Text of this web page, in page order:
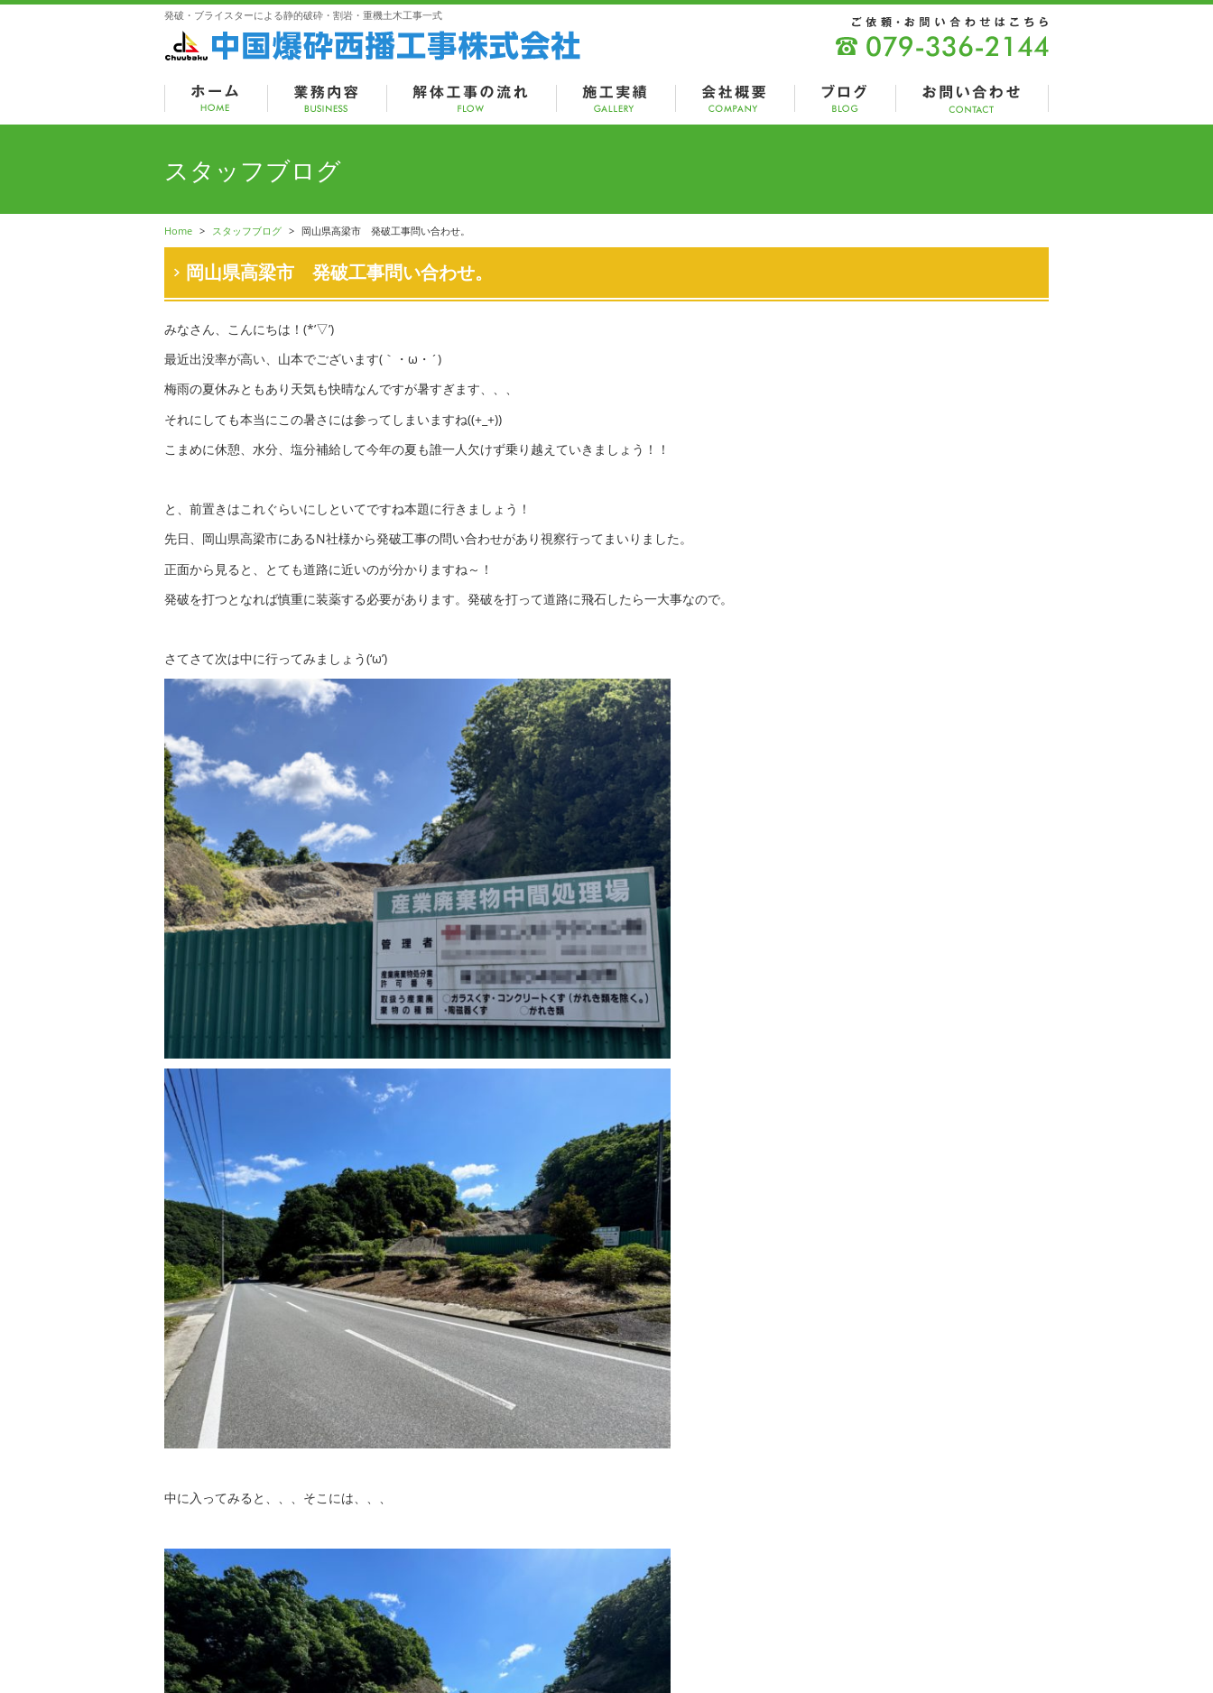
発破・ブライスターによる静的破砕・割岩・重機土木工事一式
スタッフブログ
Home > スタッフブログ > 岡山県高梁市 発破工事問い合わせ。
岡山県高梁市 発破工事問い合わせ。
みなさん、こんにちは！(*’▽’)
最近出没率が高い、山本でございます(｀・ω・´)
梅雨の夏休みともあり天気も快晴なんですが暑すぎます、、、
それにしても本当にこの暑さには参ってしまいますね((+_+))
こまめに休憩、水分、塩分補給して今年の夏も誰一人欠けず乗り越えていきましょう！！
と、前置きはこれぐらいにしといてですね本題に行きましょう！
先日、岡山県高梁市にあるN社様から発破工事の問い合わせがあり視察行ってまいりました。
正面から見ると、とても道路に近いのが分かりますね～！
発破を打つとなれば慎重に装薬する必要があります。発破を打って道路に飛石したら一大事なので。
さてさて次は中に行ってみましょう(‘ω’)
中に入ってみると、、、そこには、、、